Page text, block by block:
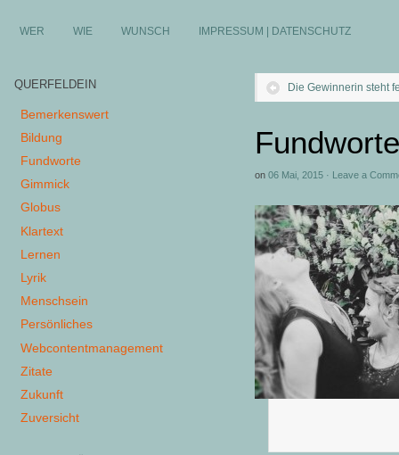
WER WIE WUNSCH IMPRESSUM | DATENSCHUTZ
Die Gewinnerin steht
on 06 Mai, 2015 · Leave a
QUERFELDEIN
Bemerkenswert
Bildung
Fundworte
Gimmick
Globus
Klartext
Lernen
Lyrik
Menschsein
Persönliches
Webcontentmanagement
Zitate
Zukunft
Zuversicht